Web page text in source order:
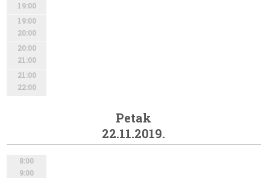
19:00
19:00
20:00
20:00
21:00
21:00
22:00
Petak
22.11.2019.
8:00
9:00